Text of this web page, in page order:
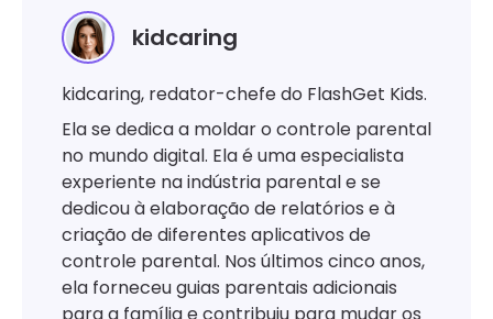
kidcaring
kidcaring, redator-chefe do FlashGet Kids.
Ela se dedica a moldar o controle parental
no mundo digital. Ela é uma especialista
experiente na indústria parental e se
dedicou à elaboração de relatórios e à
criação de diferentes aplicativos de
controle parental. Nos últimos cinco anos,
ela forneceu guias parentais adicionais
para a família e contribuiu para mudar os